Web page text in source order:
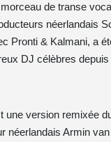
morceau de transe
néerlandais
Pronti & Kalmani, a
DJ célèbres
une version remixée
néerlandais Armin